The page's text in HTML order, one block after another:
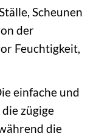
Scheunen
der
Feuchtigkeit,
einfache und
zügige
die